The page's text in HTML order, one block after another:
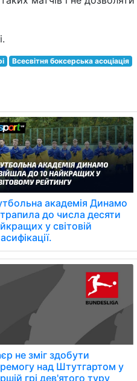
Всесвітня боксерська асоціація
академія Динамо
до числа десяти
у світовій
не зміг здобути
над Штутгартом у
грі дев'ятого туру